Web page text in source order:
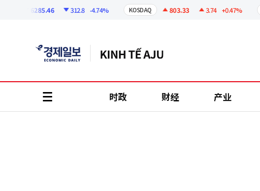
6285.46 312.8 -4.74% KOSDAQ 803.33 3.74 +0.47% USD
时政 财经 产业